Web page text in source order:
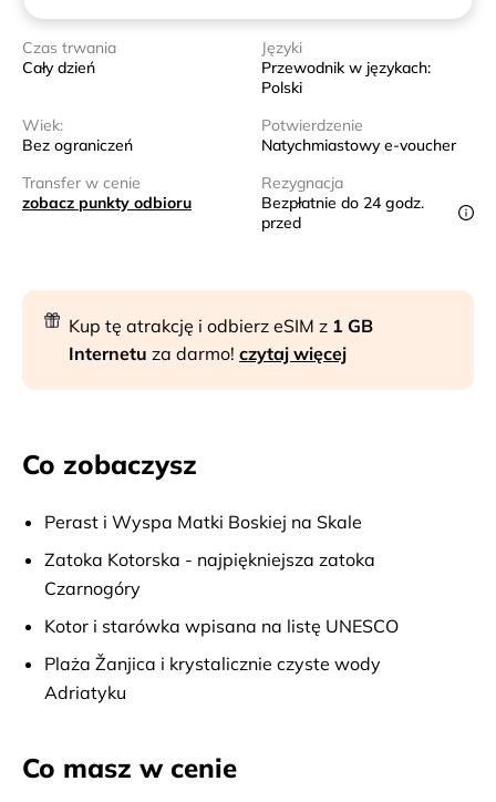
Czas trwania
Cały dzień
Języki
Przewodnik w językach:
Polski
Wiek:
Bez ograniczeń
Potwierdzenie
Natychmiastowy e-voucher
Transfer w cenie
zobacz punkty odbioru
Rezygnacja
Bezpłatnie do 24 godz.
przed
Kup tę atrakcję i odbierz eSIM z 1 GB
Internetu za darmo! czytaj więcej
Co zobaczysz
Perast i Wyspa Matki Boskiej na Skale
Zatoka Kotorska - najpiękniejsza zatoka
Czarnogóry
Kotor i starówka wpisana na listę UNESCO
Plaża Žanjica i krystalicznie czyste wody
Adriatyku
Co masz w cenie